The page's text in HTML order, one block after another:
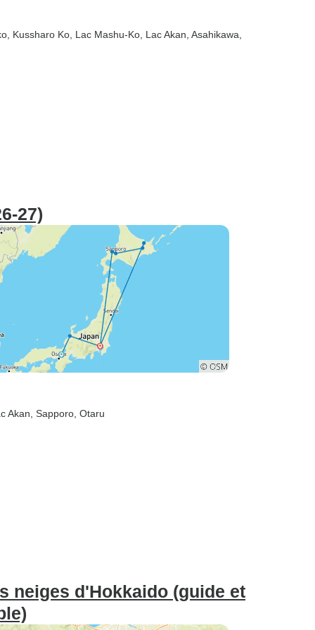
, Kussharo Ko , Lac Mashu-Ko , Lac Akan , Asahikawa
27)
Akan , Sapporo , Otaru
neiges d'Hokkaido (guide et